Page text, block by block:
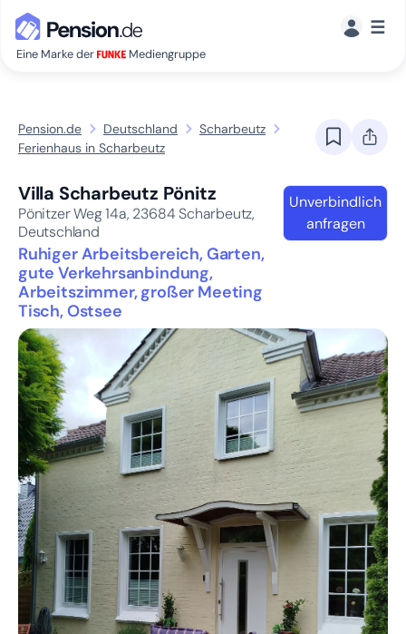
Eine Marke der Mediengruppe
☰
Pension.de Deutschland
Scharbeutz
Ferienhaus in Scharbeutz
Villa Scharbeutz Pönitz
Pönitzer Weg 14a, 23684Scharbeutz,
Deutschland
Ruhiger Arbeitsbereich, Garten,
gute Verkehrsanbindung,
Arbeitszimmer, großer Meeting
Tisch, Ostsee
Unverbindlich
anfragen